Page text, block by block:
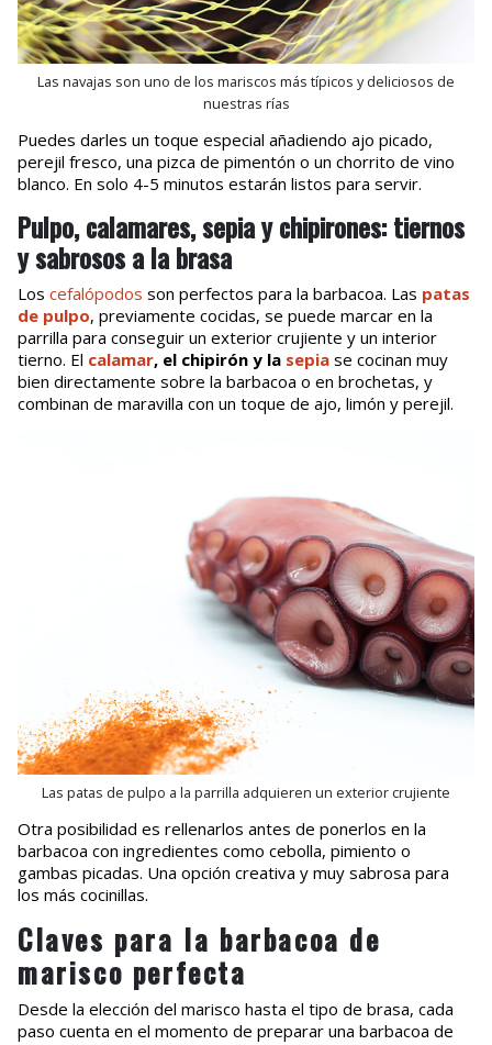
Las navajas son uno de los mariscos más típicos y deliciosos de
nuestras rías
Puedes darles un toque especial añadiendo ajo picado,
perejil fresco, una pizca de pimentón o un chorrito de vino
blanco. En solo 4-5 minutos estarán listos para servir.
Pulpo, calamares, sepia y chipirones: tiernos
y sabrosos a la brasa
Los cefalópodos son perfectos para la barbacoa. Las patas
de pulpo, previamente cocidas, se puede marcar en la
parrilla para conseguir un exterior crujiente y un interior
tierno. El calamar, el chipirón y la sepia se cocinan muy
bien directamente sobre la barbacoa o en brochetas, y
combinan de maravilla con un toque de ajo, limón y perejil.
Las patas de pulpo a la parrilla adquieren un exterior crujiente
Otra posibilidad es rellenarlos antes de ponerlos en la
barbacoa con ingredientes como cebolla, pimiento o
gambas picadas. Una opción creativa y muy sabrosa para
los más cocinillas.
Claves para la barbacoa de
marisco perfecta
Desde la elección del marisco hasta el tipo de brasa, cada
paso cuenta en el momento de preparar una barbacoa de